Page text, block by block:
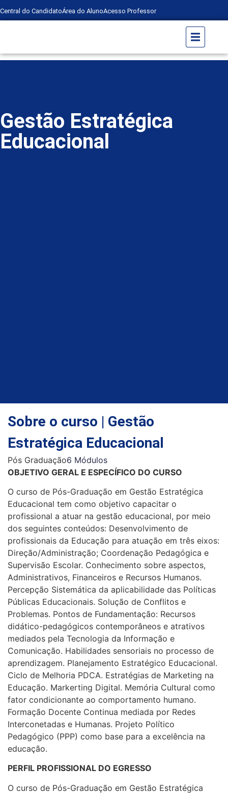
Central do CandidatoÁrea do AlunoAcesso Professor
Gestão Estratégica
Educacional
Sobre o curso | Gestão
Estratégica Educacional
Pós Graduação6 Módulos
OBJETIVO GERAL E ESPECÍFICO DO CURSO
O curso de Pós-Graduação em Gestão Estratégica
Educacional tem como objetivo capacitar o
profissional a atuar na gestão educacional, por meio
dos seguintes conteúdos: Desenvolvimento de
profissionais da Educação para atuação em três eixos:
Direção/Administração; Coordenação Pedagógica e
Supervisão Escolar. Conhecimento sobre aspectos,
Administrativos, Financeiros e Recursos Humanos.
Percepção Sistemática da aplicabilidade das Políticas
Públicas Educacionais. Solução de Conflitos e
Problemas. Pontos de Fundamentação: Recursos
didático-pedagógicos contemporâneos e atrativos
mediados pela Tecnologia da Informação e
Comunicação. Habilidades sensoriais no processo de
aprendizagem. Planejamento Estratégico Educacional.
Ciclo de Melhoria PDCA. Estratégias de Marketing na
Educação. Markerting Digital. Memória Cultural como
fator condicionante ao comportamento humano.
Formação Docente Continua mediada por Redes
Interconetadas e Humanas. Projeto Político
Pedagógico (PPP) como base para a excelência na
educação.
PERFIL PROFISSIONAL DO EGRESSO
O curso de Pós-Graduação em Gestão Estratégica